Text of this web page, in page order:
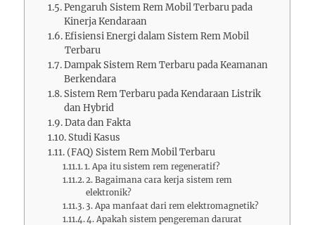
Pengaruh Sistem Rem Mobil Terbaru pada
Kinerja Kendaraan
Efisiensi Energi dalam Sistem Rem Mobil
Terbaru
Dampak Sistem Rem Terbaru pada Keamanan
Berkendara
Sistem Rem Terbaru pada Kendaraan Listrik
dan Hybrid
Data dan Fakta
Studi Kasus
(FAQ) Sistem Rem Mobil Terbaru
1. Apa itu sistem rem regeneratif?
2. Bagaimana cara kerja sistem rem
elektronik?
3. Apa manfaat dari rem elektromagnetik?
4. Apakah sistem pengereman darurat